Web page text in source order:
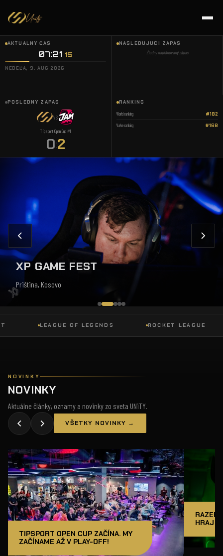
AKTUÁLNY ČAS
07:21 16
NEDEĽA, 9. AUG 2026
NASLEDUJÚCI ZÁPAS
Žiadny naplánovaný zápas
POSLEDNÝ ZÁPAS
VS
Tipsport Open Cup #1
0:2
RANKING
World ranking #182
Valve ranking #168
XP GAME FEST
Priština, Kosovo
LEAGUE OF LEGENDS ROCKET LEAGUE
NOVINKY
NOVINKY
Aktuálne články, oznamy a novinky zo sveta UNiTY.
VŠETKY NOVINKY →
TIPSPORT OPEN CUP ZAČÍNA. MY
ZAČÍNAME AŽ V PLAY-OFF!
RAZER
HRAJ